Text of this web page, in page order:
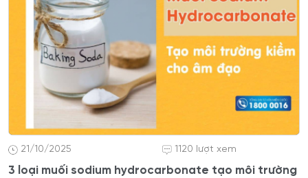
21/10/2025 1120 lượt xem
3 loại muối sodium hydrocarbonate tạo môi trường